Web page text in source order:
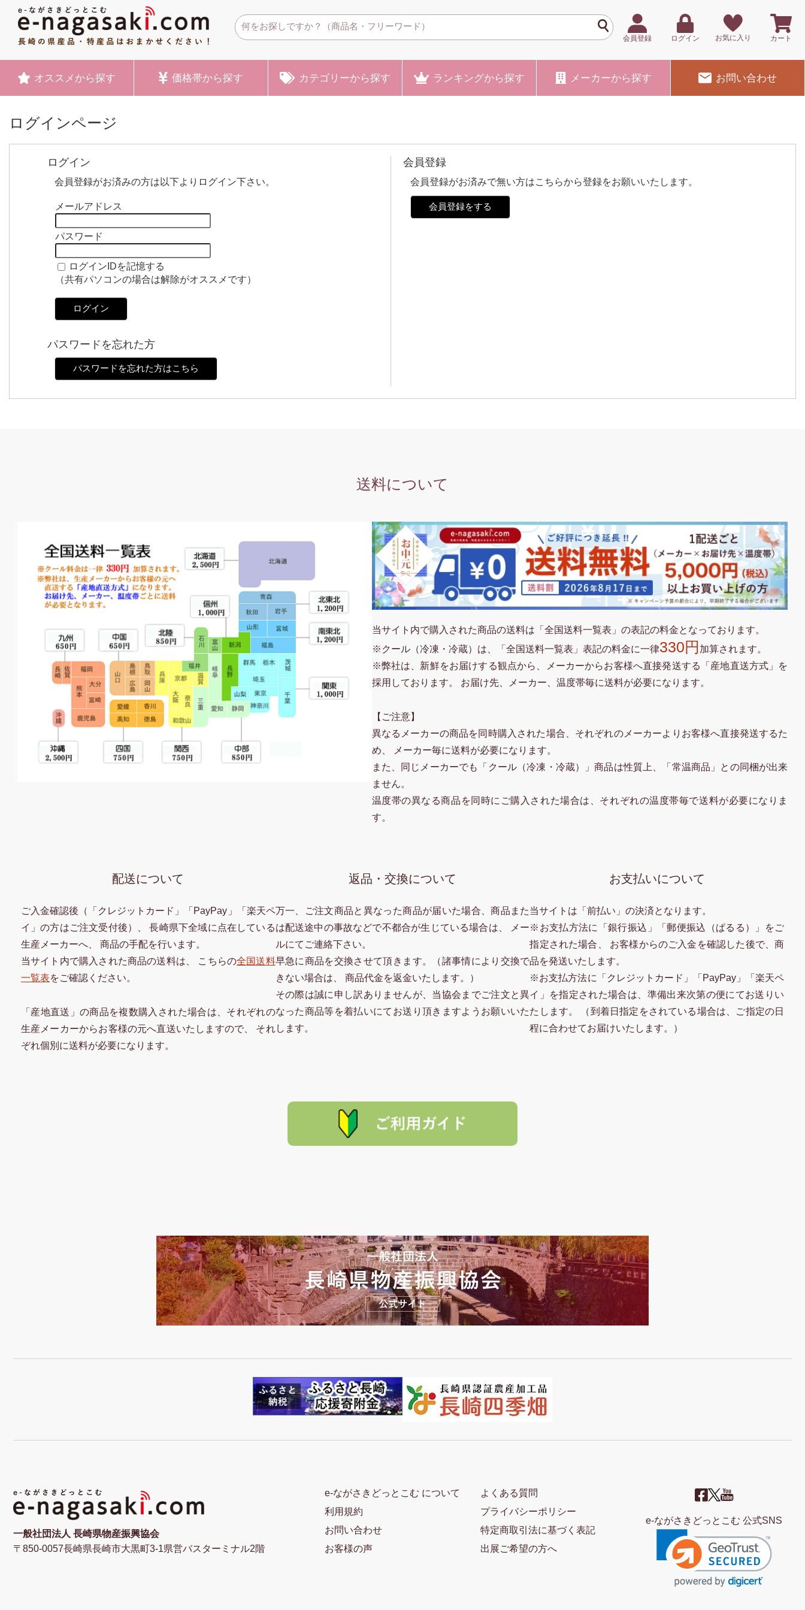
会員登録 ログイン お気に入り カート
オススメ から探す 価格帯から探す カテゴリーから探す ランキングから探す メーカーから探す お問い合わせ
ログインページ
ログイン
会員登録がお済みの方は以下よりログイン下さい。
メールアドレス
パスワード
ログインIDを記憶する
（共有パソコンの場合は解除がオススメです）
ログイン
パスワードを忘れた方
パスワードを忘れた方はこちら
会員登録
会員登録がお済みで無い方はこちらから登録をお願いいたします。
会員登録をする
送料について
当サイト内で購入された商品の送料は「全国送料一覧表」の表記の料金となっております。
※クール（冷凍・冷蔵）は、「全国送料一覧表」表記の料金に一律330円 加算されます。
※弊社は、新鮮をお届けする観点から、メーカーからお客様へ直接発送する「産地直送方式」を
採用しております。 お届け先、メーカー、温度帯毎に送料が必要になります。
【ご注意】
異なるメーカーの商品を同時購入された場合、それぞれのメーカーよりお客様へ直接発送するた
め、 メーカー毎に送料が必要になります。
また、同じメーカーでも「クール（冷凍・冷蔵）」商品は性質上、「常温商品」との同梱が出来
ません。
温度帯の異なる商品を同時にご購入された場合は、それぞれの温度帯毎で送料が必要になりま
す。
配送について
ご入金確認後（「クレジットカード」「PayPay」「楽天ペ
イ」の方はご注文受付後）、 長崎県下全域に点在している
生産メーカーへ、 商品の手配を行います。
当サイト内で購入された商品の送料は、 こちらの全国送料
一覧表をご確認ください。
「産地直送」の商品を複数購入された場合は、それぞれの
生産メーカーからお客様の元へ直送いたしますので、 それ
ぞれ個別に送料が必要になります。
返品・交換について
万一、ご注文商品と異なった商品が届いた場合、商品また
は配送途中の事故などで不都合が生じている場合は、 メー
ルにてご連絡下さい。
早急に商品を交換させて頂きます。（諸事情により交換で
きない場合は、 商品代金を返金いたします。）
その際は誠に申し訳ありませんが、当協会までご注文と異
なった商品等を着払いにてお送り頂きますようお願いいた
します。
お支払いについて
当サイトは「前払い」の決済となります。
※お支払方法に「銀行振込」「郵便振込（ぱるる）」をご
指定された場合、 お客様からのご入金を確認した後で、商
品を発送いたします。
※お支払方法に「クレジットカード」「PayPay」「楽天ペ
イ」を指定された場合は、準備出来次第の便にてお送りい
たします。 （到着日指定をされている場合は、ご指定の日
程に合わせてお届けいたします。）
一般社団法人 長崎県物産振興協会
〒850-0057長崎県長崎市大黒町3-1県営バスターミナル2階
e-ながさきどっとこむ について
利用規約
お問い合わせ
お客様の声
よくある質問
プライバシーポリシー
特定商取引法に基づく表記
出展ご希望の方へ
e-ながさきどっとこむ 公式SNS